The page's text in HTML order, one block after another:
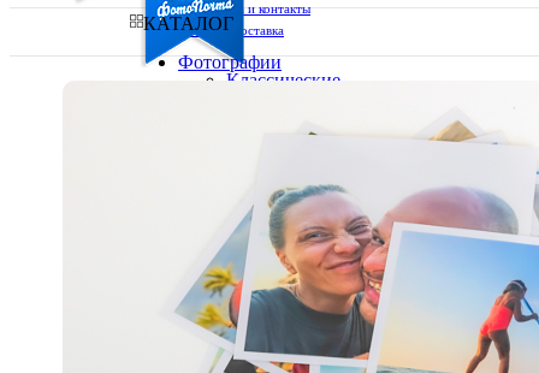
Поддержка и контакты
Оплата и доставка
Выберите из списка:
КАТАЛОГ
Фотографии
Классические
10х15
15х15
15х20
20х20
20х30
30х30
30х40
Фото
в